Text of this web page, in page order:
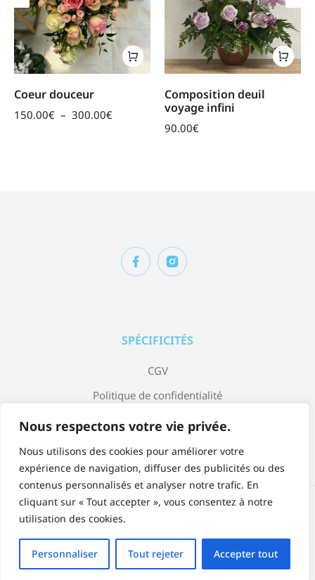
Nous respectons votre vie privée.
Nous utilisons des cookies pour améliorer votre
expérience de navigation, diffuser des publicités ou des
contenus personnalisés et analyser notre trafic. En
cliquant sur « Tout accepter », vous consentez à notre
utilisation des cookies.
Personnaliser Tout rejeter Accepter tout
Coeur douceur
150.00€ – 300.00€
Composition deuil
voyage infini
90.00€
SPÉCIFICITÉS
CGV
Politique de confidentialité
Mentions légales
© Copyright 2023 Jardin Bleu by Arrow Design.
Accepter: